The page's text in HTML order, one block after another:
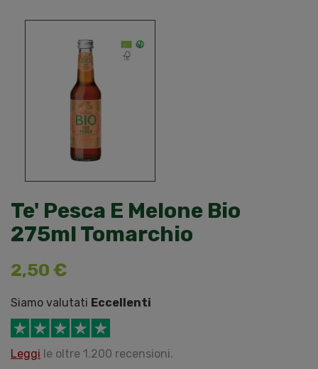
Te' Pesca E Melone Bio
275ml Tomarchio
2,50 €
Siamo valutati Eccellenti
Leggi le oltre 1.200 recensioni.